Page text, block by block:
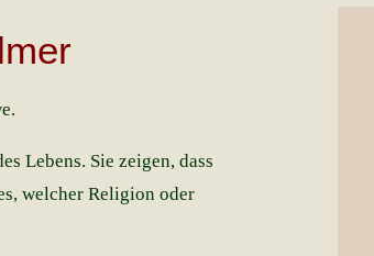
Lebens. Sie zeigen, dass
welcher Religion oder